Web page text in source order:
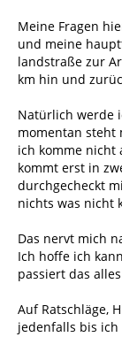
Meine Fragen
und meine
landstraße zur
km hin und
Natürlich werde
momentan steht
ich komme nicht
kommt erst in
durchgecheckt
nichts was nicht
Das nervt mich
Ich hoffe ich
passiert das
Auf Ratschläge,
jedenfalls bis